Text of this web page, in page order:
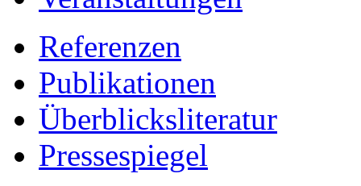
Referenzen
Publikationen
Überblicksliteratur
Pressespiegel